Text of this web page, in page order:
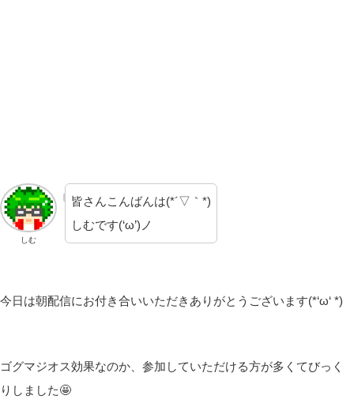
しむ
皆さんこんばんは(*´▽｀*)
しむです(‘ω’)ノ
今日は朝配信にお付き合いいただきありがとうございます(*‘ω‘ *)
ゴグマジオス効果なのか、参加していただける方が多くてびっく
りしました🤩